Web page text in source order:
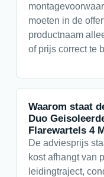
moeten in de
productnaam
of prijs correct te
Waarom staat
Duo
Flarewartels 4
De adviesprijs
kost afhangt van
leidingtraject,